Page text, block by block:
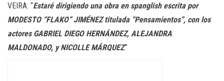
VEIRA: “Estaré dirigiendo una obra en spanglish escrita por
MODESTO “FLAKO” JIMÉNEZ titulada “Pensamientos”, con los
actores GABRIEL DIEGO HERNÁNDEZ, ALEJANDRA
MALDONADO, y NICOLLE MÁRQUEZ.”